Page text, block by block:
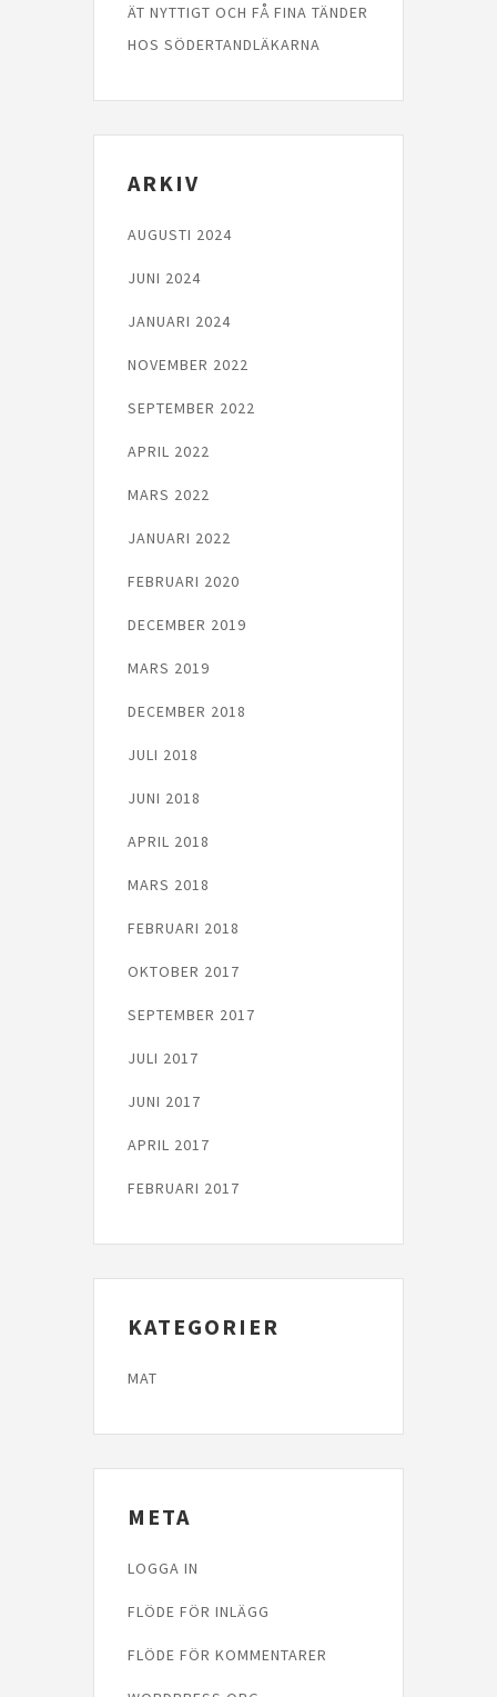
ÄT NYTTIGT OCH FÅ FINA TÄNDER
HOS SÖDERTANDLÄKARNA
ARKIV
AUGUSTI 2024
JUNI 2024
JANUARI 2024
NOVEMBER 2022
SEPTEMBER 2022
APRIL 2022
MARS 2022
JANUARI 2022
FEBRUARI 2020
DECEMBER 2019
MARS 2019
DECEMBER 2018
JULI 2018
JUNI 2018
APRIL 2018
MARS 2018
FEBRUARI 2018
OKTOBER 2017
SEPTEMBER 2017
JULI 2017
JUNI 2017
APRIL 2017
FEBRUARI 2017
KATEGORIER
MAT
META
LOGGA IN
FLÖDE FÖR INLÄGG
FLÖDE FÖR KOMMENTARER